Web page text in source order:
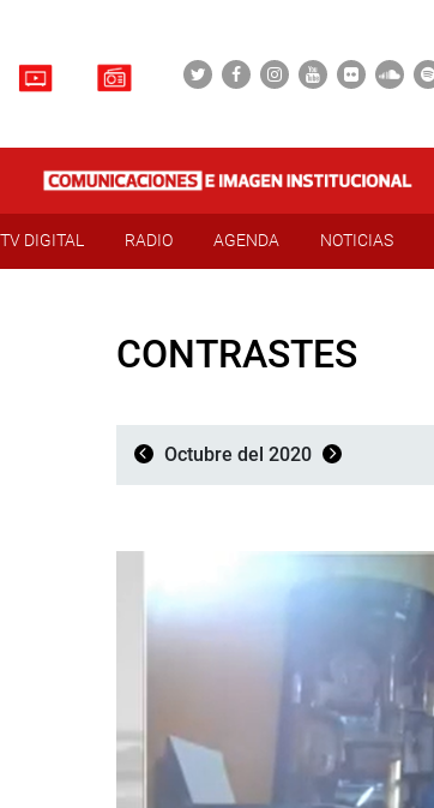
TV DIGITAL RADIO AGENDA NOTICIAS
CONTRASTES
Octubre del 2020